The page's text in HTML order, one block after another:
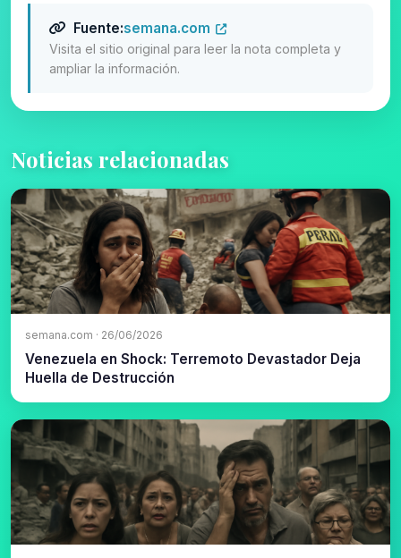
Fuente:semana.com
Visita el sitio original para leer la nota completa y
ampliar la información.
Noticias relacionadas
semana.com · 26/06/2026
Venezuela en Shock: Terremoto Devastador Deja
Huella de Destrucción